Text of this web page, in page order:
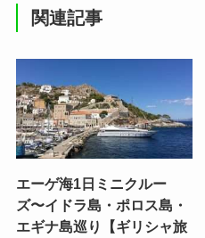
関連記事
エーゲ海1日ミニクルー
ズ〜イドラ島・ポロス島・
エギナ島巡り【ギリシャ旅